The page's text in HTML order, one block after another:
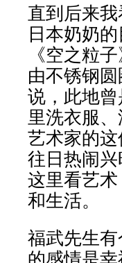
直到后来
日本奶奶
《空之粒
由不锈钢
说，此地
里洗衣服
艺术家的
往日热闹
这里看艺
和生活。
福武先生
的感情是